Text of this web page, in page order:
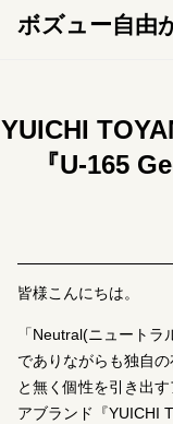
ボズュー自由
YUICHI
『U-165
皆様こんにちは。
「Neutral(ニュート
でありながらも独自
と無く個性を引き出
アブランド『YUICHI